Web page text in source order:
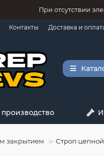
При отсутствии
Контакты Доставка и
закрытием Строп